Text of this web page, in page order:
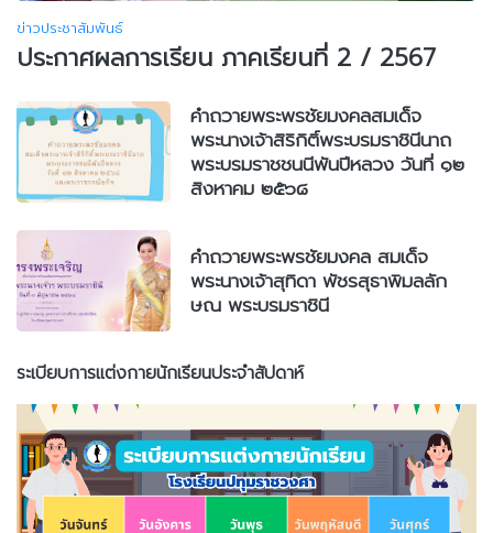
ข่าวประชาสัมพันธ์
ประกาศผลการเรียน ภาคเรียนที่ 2 / 2567
คำถวายพระพรชัยมงคลสมเด็จ
พระนางเจ้าสิริกิติ์พระบรมราชินีนาถ
พระบรมราชชนนีพันปีหลวง วันที่ ๑๒
สิงหาคม ๒๕๖๘
คำถวายพระพรชัยมงคล สมเด็จ
พระนางเจ้าสุทิดา พัชรสุธาพิมลลัก
ษณ พระบรมราชินี
ระเบียบการแต่งกายนักเรียนประจำสัปดาห์